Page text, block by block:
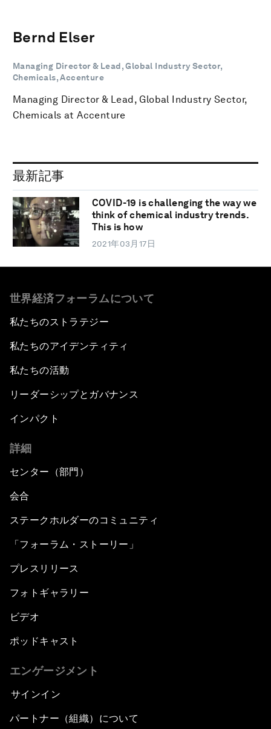
Bernd Elser
Managing Director & Lead, Global Industry Sector,
Chemicals, Accenture
Managing Director & Lead, Global Industry Sector,
Chemicals at Accenture
最新記事
COVID-19 is challenging the way we
think of chemical industry trends.
This is how
2021年03月17日
世界経済フォーラムについて
私たちのストラテジー
私たちのアイデンティティ
私たちの活動
リーダーシップとガバナンス
インパクト
詳細
センター（部門）
会合
ステークホルダーのコミュニティ
「フォーラム・ストーリー」
プレスリリース
フォトギャラリー
ビデオ
ポッドキャスト
エンゲージメント
サインイン
パートナー（組織）について